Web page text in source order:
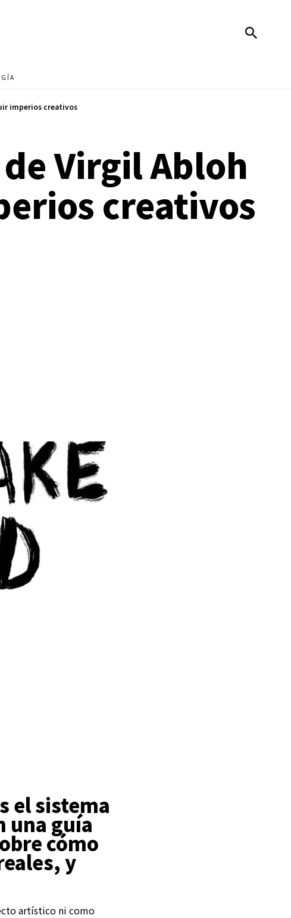
imperios creativos
Virgil Abloh
creativos
el sistema
una guía
cómo
y
artístico ni como